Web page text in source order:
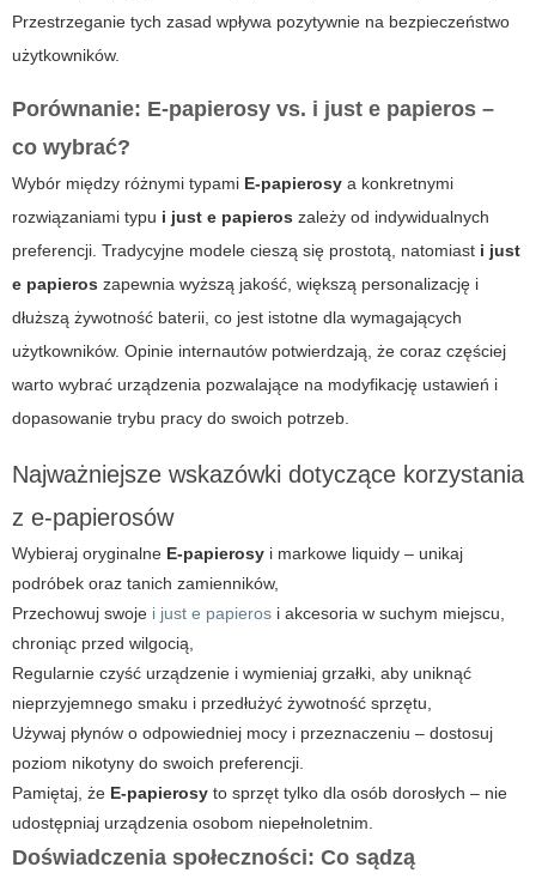
Przestrzeganie tych zasad wpływa pozytywnie na bezpieczeństwo
użytkowników.
Porównanie: E-papierosy vs. i just e papieros –
co wybrać?
Wybór między różnymi typami E-papierosy a konkretnymi
rozwiązaniami typu i just e papieros zależy od indywidualnych
preferencji. Tradycyjne modele cieszą się prostotą, natomiast i just
e papieros zapewnia wyższą jakość, większą personalizację i
dłuższą żywotność baterii, co jest istotne dla wymagających
użytkowników. Opinie internautów potwierdzają, że coraz częściej
warto wybrać urządzenia pozwalające na modyfikację ustawień i
dopasowanie trybu pracy do swoich potrzeb.
Najważniejsze wskazówki dotyczące korzystania
z e-papierosów
Wybieraj oryginalne E-papierosy i markowe liquidy – unikaj
podróbek oraz tanich zamienników,
Przechowuj swoje i just e papieros i akcesoria w suchym miejscu,
chroniąc przed wilgocią,
Regularnie czyść urządzenie i wymieniaj grzałki, aby uniknąć
nieprzyjemnego smaku i przedłużyć żywotność sprzętu,
Używaj płynów o odpowiedniej mocy i przeznaczeniu – dostosuj
poziom nikotyny do swoich preferencji.
Pamiętaj, że E-papierosy to sprzęt tylko dla osób dorosłych – nie
udostępniaj urządzenia osobom niepełnoletnim.
Doświadczenia społeczności: Co sądzą